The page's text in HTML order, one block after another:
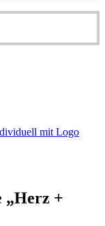
„Herz +